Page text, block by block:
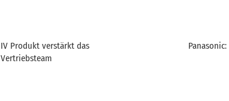
IV Produkt verstärkt das
Vertriebsteam